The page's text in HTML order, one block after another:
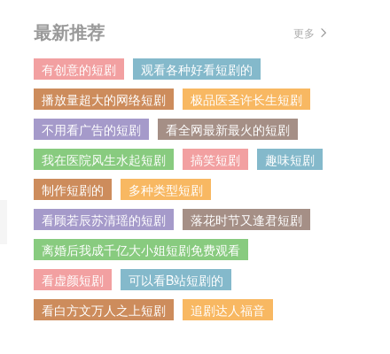
最新推荐 更多
有创意的短剧
观看各种好看短剧的
播放量超大的网络短剧
极品医圣许长生短剧
不用看广告的短剧
看全网最新最火的短剧
我在医院风生水起短剧
搞笑短剧
趣味短剧
制作短剧的
多种类型短剧
看顾若辰苏清瑶的短剧
落花时节又逢君短剧
离婚后我成千亿大小姐短剧免费观看
看虚颜短剧
可以看B站短剧的
看白方文万人之上短剧
追剧达人福音